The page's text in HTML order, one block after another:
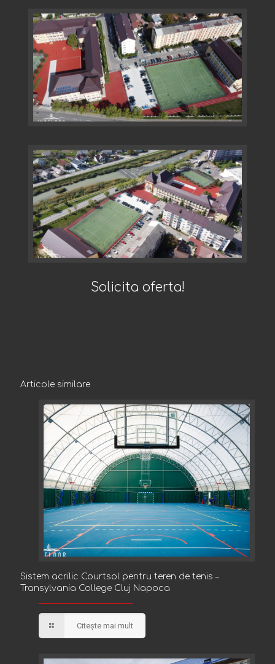
Solicita oferta!
Articole similare
Sistem acrilic Courtsol pentru teren de tenis –
Transylvania College Cluj Napoca
Sistem acrilic Courtsol pentru teren de tenis –
Transylvania College Cluj Napoca
Citește mai mult